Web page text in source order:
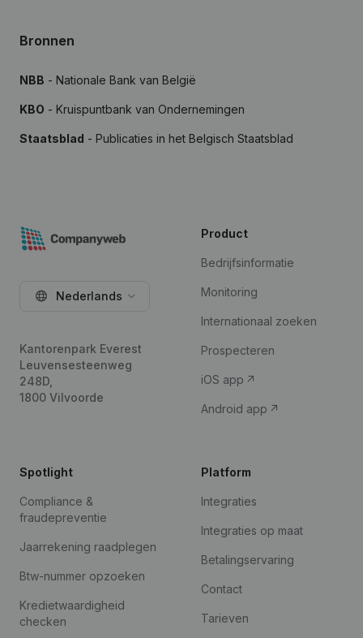
Bronnen
NBB - Nationale Bank van België
KBO - Kruispuntbank van Ondernemingen
Staatsblad - Publicaties in het Belgisch Staatsblad
Nederlands
Kantorenpark Everest
Leuvensesteenweg
248D,
1800 Vilvoorde
Product
Bedrijfsinformatie
Monitoring
Internationaal zoeken
Prospecteren
iOS app
Android app
Spotlight
Compliance &
fraudepreventie
Jaarrekening raadplegen
Btw-nummer opzoeken
Kredietwaardigheid
checken
Platform
Integraties
Integraties op maat
Betalingservaring
Contact
Tarieven